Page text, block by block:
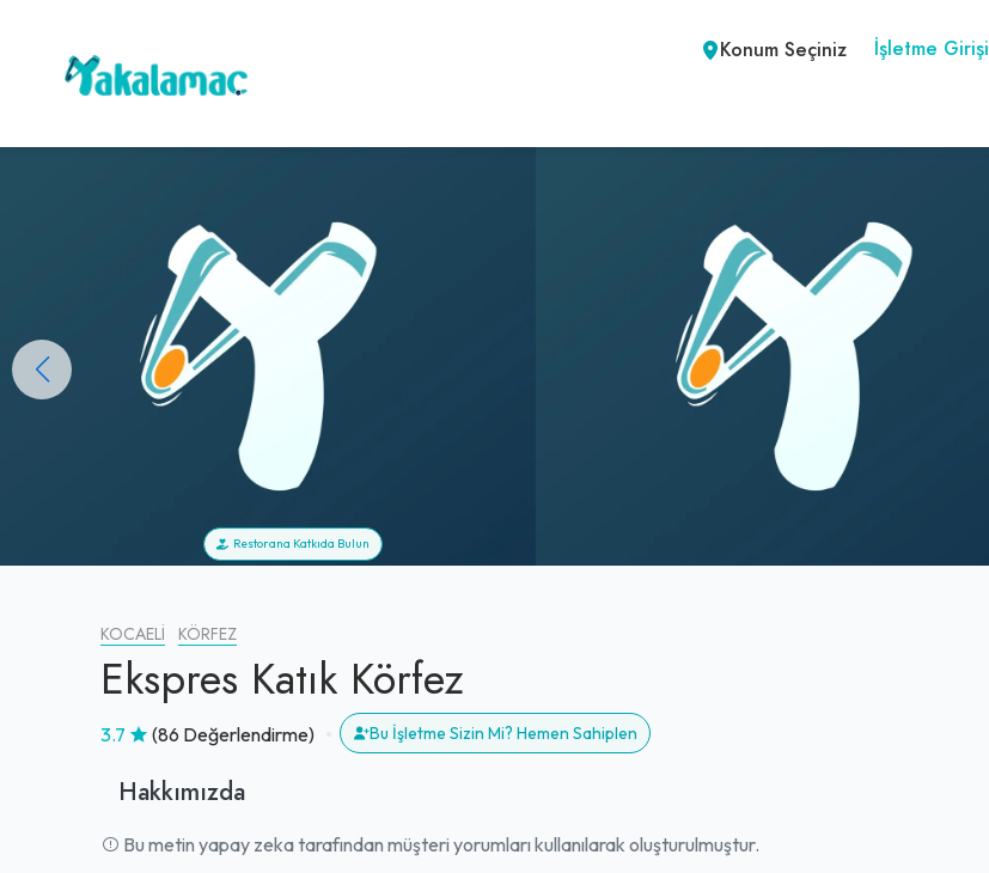
Konum Seçiniz İşletme Girişi
Restorana Katkıda Bulun
KOCAELI KÖRFEZ
Ekspres Katık Körfez
3.7 (86 Değerlendirme) Bu İşletme Sizin Mi? Hemen Sahiplen
Hakkımızda
Bu metin yapay zeka tarafından müşteri yorumları kullanılarak oluşturulmuştur.